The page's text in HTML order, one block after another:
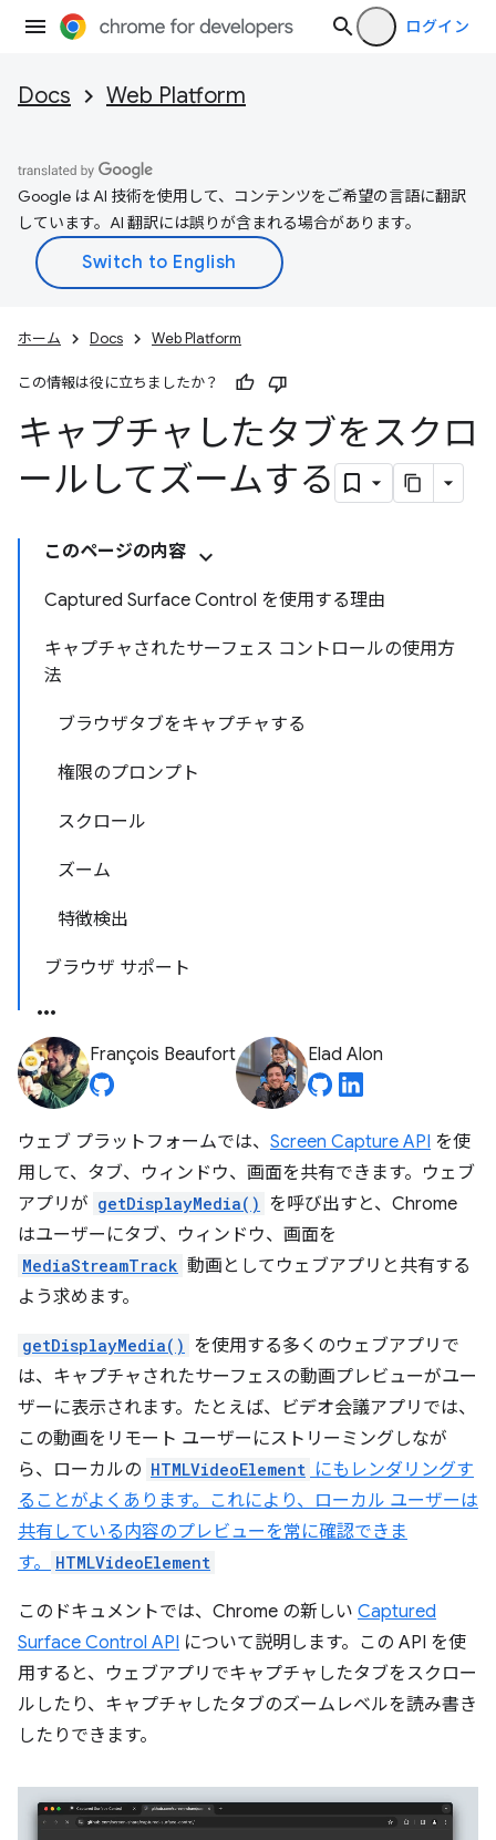
ログイン
Docs Web Platform
Google は AI 技術を使用して、コンテンツをご希望の言語に翻訳
しています。AI 翻訳には誤りが含まれる場合があります。
ホーム Docs Web Platform
この情報は役に立ちましたか？
キャプチャしたタブをスクロ
ールしてズームする
このページの内容
Captured Surface Control を使用する理由
キャプチャされたサーフェス コントロールの使用方
法
ブラウザタブをキャプチャする
権限のプロンプト
スクロール
ズーム
特徴検出
ブラウザ サポート
François Beaufort Elad Alon
ウェブ プラットフォームでは、 Screen Capture API を使
用して、タブ、ウィンドウ、画面を共有できます。ウェブ
アプリが getDisplayMedia() を呼び出すと、Chrome
はユーザーにタブ、ウィンドウ、画面を
MediaStreamTrack 動画としてウェブアプリと共有する
よう求めます。
getDisplayMedia() を使用する多くのウェブアプリで
は、キャプチャされたサーフェスの動画プレビューがユー
ザーに表示されます。たとえば、ビデオ会議アプリでは、
この動画をリモート ユーザーにストリーミングしなが
ら、ローカルの HTMLVideoElement にもレンダリングす
ることがよくあります。これにより、ローカル ユーザーは
共有している内容のプレビューを常に確認できま
す。
HTMLVideoElement
このドキュメントでは、Chrome の新しい Captured
Surface Control API について説明します。この API を使
用すると、ウェブアプリでキャプチャしたタブをスクロー
ルしたり、キャプチャしたタブのズームレベルを読み書き
したりできます。